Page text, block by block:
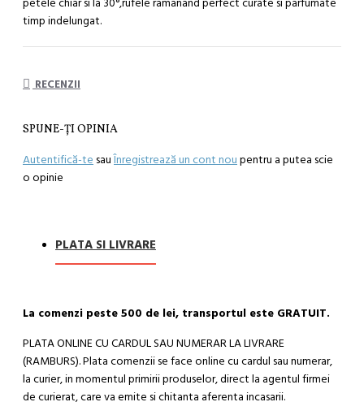
timp indelungat.
RECENZII
SPUNE-ŢI OPINIA
Autentifică-te sauÎnregistrează un cont nou pentru a putea scie
o opinie
PLATA SI LIVRARE
La comenzi peste 500 de lei, transportul este GRATUIT.
PLATA ONLINE CU CARDUL SAU NUMERAR LA LIVRARE
(RAMBURS). Plata comenzii se face online cu cardul sau numerar,
la curier, in momentul primirii produselor, direct la agentul firmei
de curierat, care va emite si chitanta aferenta incasarii.